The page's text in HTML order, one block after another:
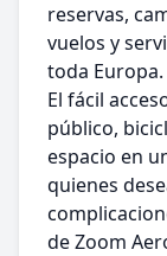
reservas,
vuelos y
toda Europa.
El fácil
público,
espacio en
quienes
de Zoom